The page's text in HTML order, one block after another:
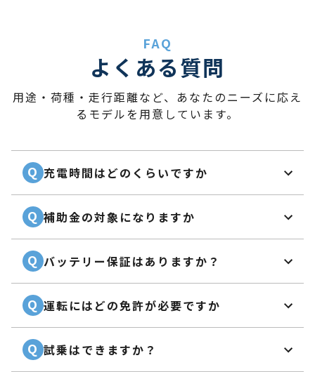
FAQ
よくある質問
用途・荷種・走行距離など、あなたのニーズに応え
るモデルを用意しています。
Q 充電時間はどのくらいですか
Q 補助金の対象になりますか
Q バッテリー保証はありますか？
Q 運転にはどの免許が必要ですか
Q 試乗はできますか？